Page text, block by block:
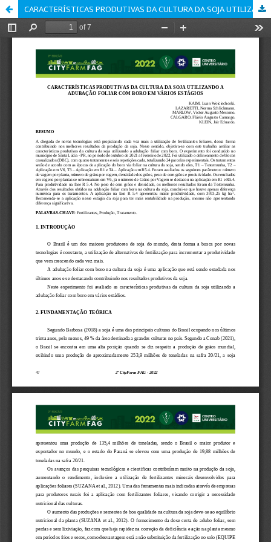
CARACTERÍSTICAS PRODUTIVAS DA CULTURA DA SOJA UTILIZANDO A ADUBAÇÃO FOLIAR COM BORO EM VÁRIOS ESTÁGIOS